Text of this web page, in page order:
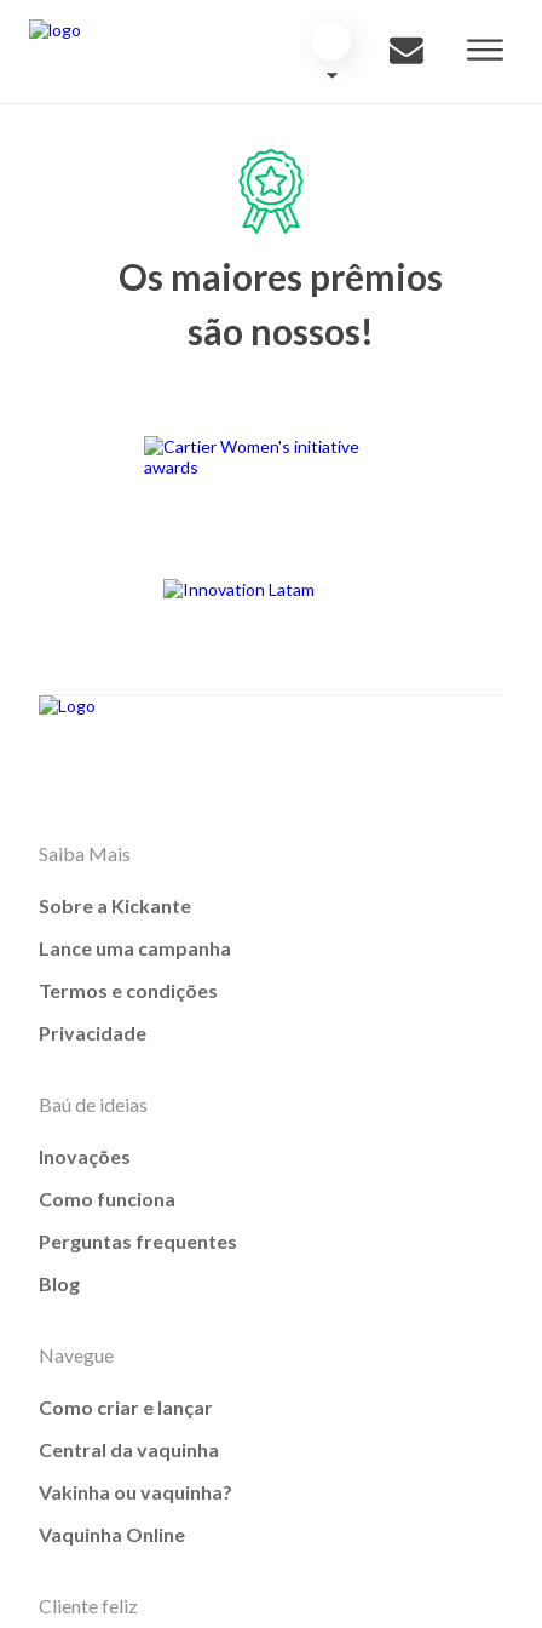
Os maiores prêmios
são nossos!
Saiba Mais
Sobre a Kickante
Lance uma campanha
Termos e condições
Privacidade
Baú de ideias
Inovações
Como funciona
Perguntas frequentes
Blog
Navegue
Como criar e lançar
Central da vaquinha
Vakinha ou vaquinha?
Vaquinha Online
Cliente feliz